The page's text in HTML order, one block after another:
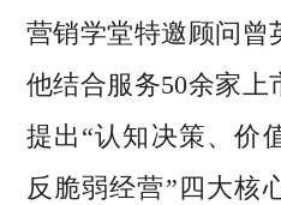
营销学堂特邀顾问曾
他结合服务50余家上
提出“认知决策、价
反脆弱经营”四大核